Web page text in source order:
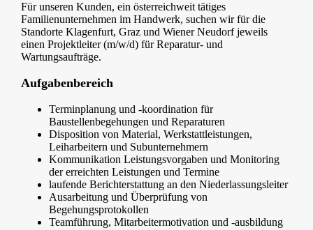
Für unseren Kunden, ein österreichweit tätiges
Familienunternehmen im Handwerk, suchen wir für die
Standorte Klagenfurt, Graz und Wiener Neudorf jeweils
einen Projektleiter (m/w/d) für Reparatur- und
Wartungsaufträge.
Aufgabenbereich
Terminplanung und -koordination für
Baustellenbegehungen und Reparaturen
Disposition von Material, Werkstattleistungen,
Leiharbeitern und Subunternehmern
Kommunikation Leistungsvorgaben und Monitoring
der erreichten Leistungen und Termine
laufende Berichterstattung an den Niederlassungsleiter
Ausarbeitung und Überprüfung von
Begehungsprotokollen
Teamführung, Mitarbeitermotivation und -ausbildung